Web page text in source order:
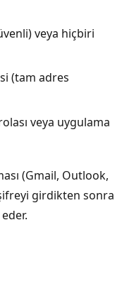
veya hiçbiri
(tam adres
veya uygulama
(Gmail, Outlook,
girdikten sonra